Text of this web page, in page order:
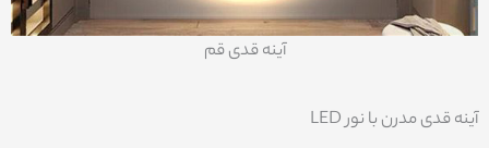
آینه قدی قم
آینه قدی مدرن با نور LED